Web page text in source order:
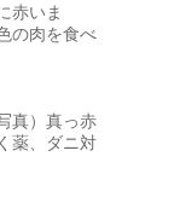
赤いま
の肉を食べ
真）真っ赤
薬、ダニ対